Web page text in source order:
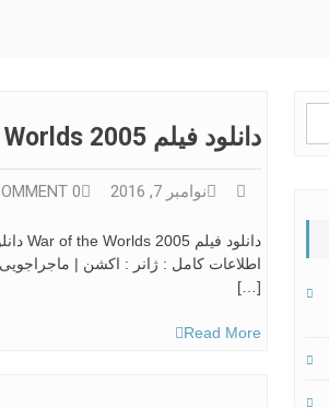
دانلود فیلم War Of The Worlds 2005
نوامبر 7, 2016 0 COMMENT
[…]
Read More